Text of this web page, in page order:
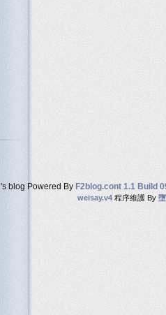
's blog Powered By F2blog.cont 1.1 Build
weisay.v4程序維護 By